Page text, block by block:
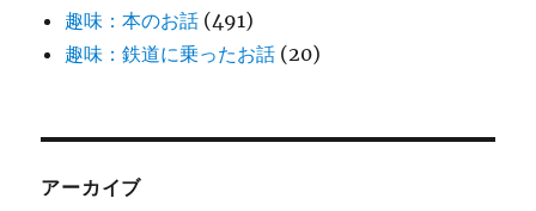
趣味：本のお話 (491)
趣味：鉄道に乗ったお話 (20)
アーカイブ